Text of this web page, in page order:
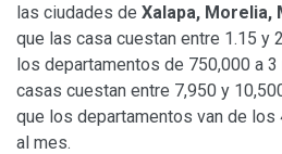
las ciudades de Xalapa, Morelia,
que las casa cuestan entre 1.15 y
los departamentos de 750,000 a
casas cuestan entre 7,950 y
que los departamentos van de
al mes.